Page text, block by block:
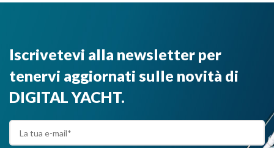
Iscrivetevi alla newsletter per
tenervi aggiornati sulle novità di
DIGITAL YACHT.